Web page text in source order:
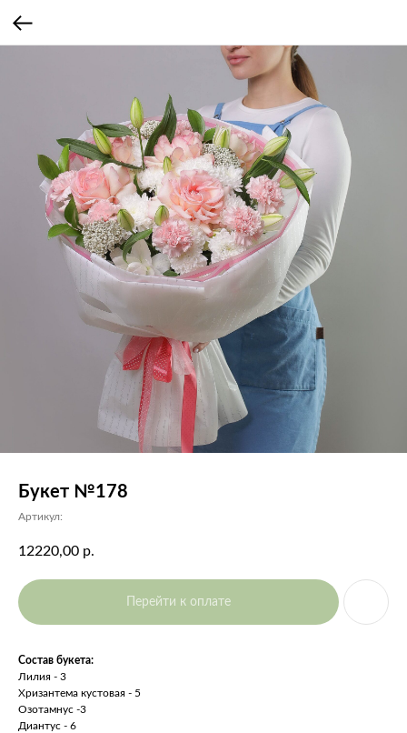
Букет №178
Артикул:
12220,00 р.
Перейти к оплате
Состав букета:
Лилия - 3
Хризантема кустовая - 5
Озотамнус -3
Диантус - 6